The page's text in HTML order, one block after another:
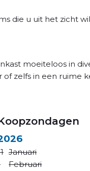
die u uit het zicht
moeiteloos in
zelfs in een ruime
Januari
Februari